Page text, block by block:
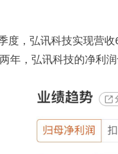
度，弘讯科技实现营
年，弘讯科技的净利